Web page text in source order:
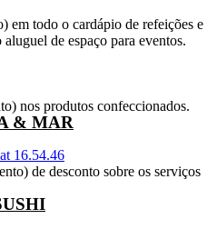
em todo o cardápio de refeições e
de espaço para eventos.
nos produtos confeccionados.
& MAR
de desconto sobre os serviços